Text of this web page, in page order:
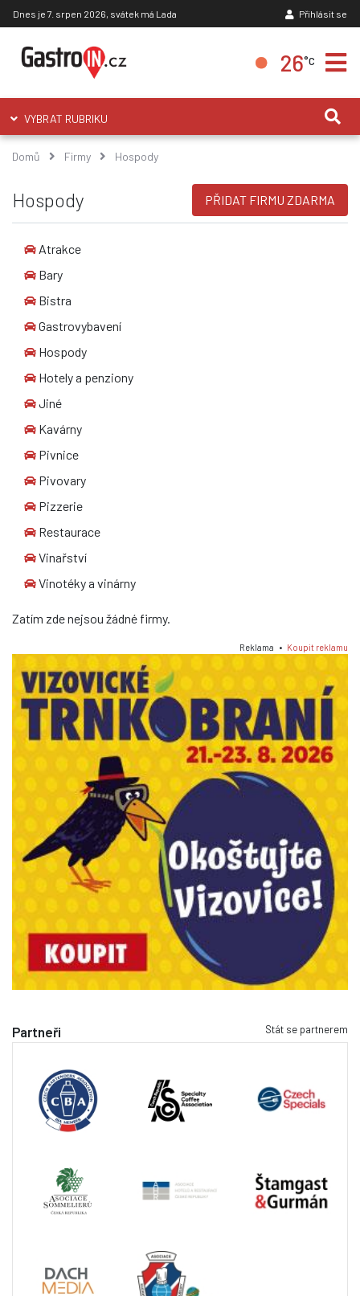
Dnes je 7. srpen 2026, svátek má Lada Přihlásit se
26°C
VYBRAT RUBRIKU
Domů Firmy Hospody
Hospody PŘIDAT FIRMU ZDARMA
Atrakce
Bary
Bistra
Gastrovybavení
Hospody
Hotely a penziony
Jiné
Kavárny
Pivnice
Pivovary
Pizzerie
Restaurace
Vinařství
Vinotéky a vinárny
Zatím zde nejsou žádné firmy.
Reklama • Koupit reklamu
Partneři Stát se partnerem